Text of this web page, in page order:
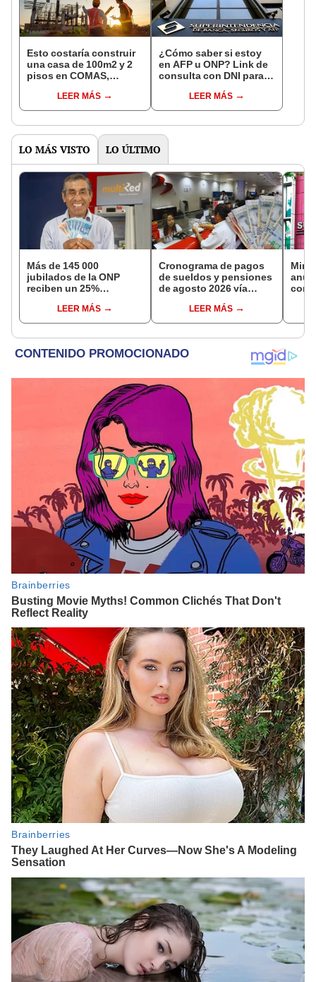
Esto costaría construir
una casa de 100m2 y 2
pisos en COMAS,
distritos de LIMA
NORTE
LEER MÁS
¿Cómo saber si estoy
en AFP u ONP? Link de
consulta con DNI para
pensiones estás
LEER MÁS
LO MÁS VISTO LO ÚLTIMO
Más de 145 000
jubilados de la ONP
reciben un 25%
en agostoLEER MÁS
Cronograma de pagos
de sueldos y pensiones
de agosto 2026 vía
conoce las fechas de
depósito
LEER MÁS